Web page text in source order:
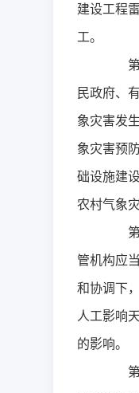
建设工程
工。
第
民政府、
象灾害发
象灾害预
础设施建
农村气象
第
管机构应
和协调下
人工影响
的影响。
第